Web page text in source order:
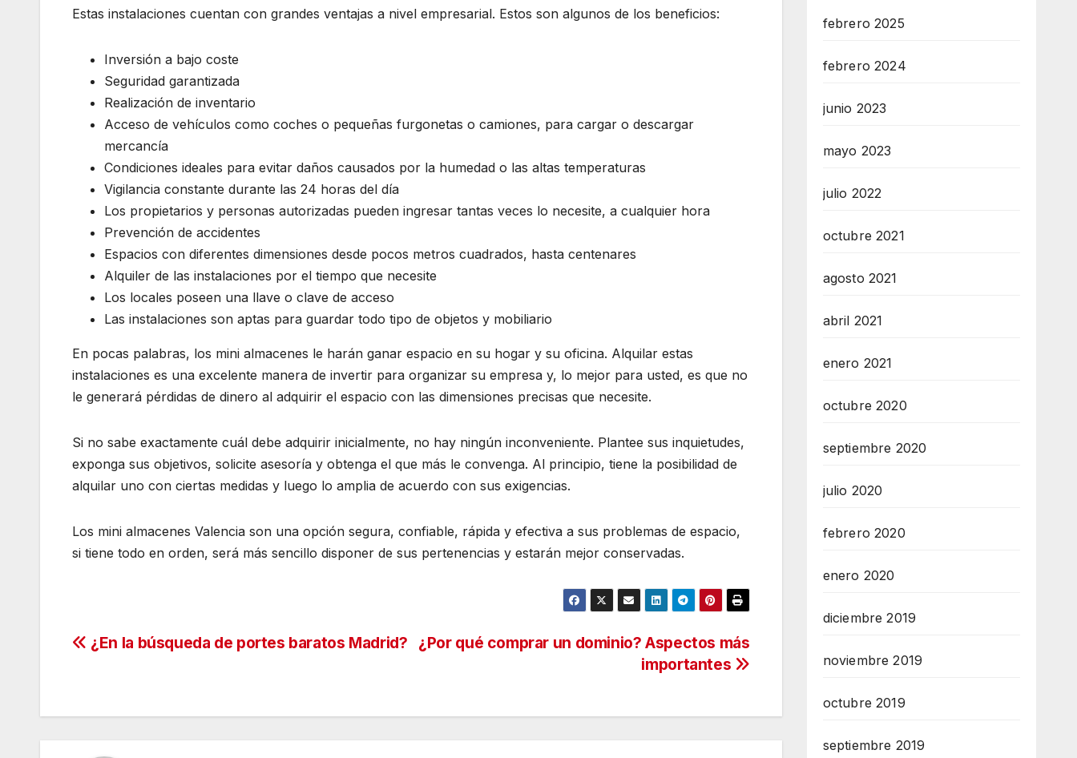
Estas instalaciones cuentan con grandes ventajas a nivel empresarial. Estos son algunos de los beneficios:
Inversión a bajo coste
Seguridad garantizada
Realización de inventario
Acceso de vehículos como coches o pequeñas furgonetas o camiones, para cargar o descargar
mercancía
Condiciones ideales para evitar daños causados por la humedad o las altas temperaturas
Vigilancia constante durante las 24 horas del día
Los propietarios y personas autorizadas pueden ingresar tantas veces lo necesite, a cualquier hora
Prevención de accidentes
Espacios con diferentes dimensiones desde pocos metros cuadrados, hasta centenares
Alquiler de las instalaciones por el tiempo que necesite
Los locales poseen una llave o clave de acceso
Las instalaciones son aptas para guardar todo tipo de objetos y mobiliario
En pocas palabras, los mini almacenes le harán ganar espacio en su hogar y su oficina. Alquilar estas
instalaciones es una excelente manera de invertir para organizar su empresa y, lo mejor para usted, es que no
le generará pérdidas de dinero al adquirir el espacio con las dimensiones precisas que necesite.
Si no sabe exactamente cuál debe adquirir inicialmente, no hay ningún inconveniente. Plantee sus inquietudes,
exponga sus objetivos, solicite asesoría y obtenga el que más le convenga. Al principio, tiene la posibilidad de
alquilar uno con ciertas medidas y luego lo amplia de acuerdo con sus exigencias.
Los mini almacenes Valencia son una opción segura, confiable, rápida y efectiva a sus problemas de espacio,
si tiene todo en orden, será más sencillo disponer de sus pertenencias y estarán mejor conservadas.
Navegación
entradas
¿Por qué comprar un dominio? Aspectos más
importantes
¿En la búsqueda de portes baratos Madrid?
febrero 2025
febrero 2024
junio 2023
mayo 2023
julio 2022
octubre 2021
agosto 2021
abril 2021
enero 2021
octubre 2020
septiembre 2020
julio 2020
febrero 2020
enero 2020
diciembre 2019
noviembre 2019
octubre 2019
septiembre 2019